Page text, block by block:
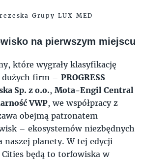
Grupy LUX MED
na pierwszym miejscu
które wygrały klasyfikację
dużych firm – PROGRESS
Sp. z o.o., Mota-Engil Central
VWP, we współpracy z
obejmą patronatem
– ekosystemów niezbędnych
naszej planety. W tej edycji
będą to torfowiska w